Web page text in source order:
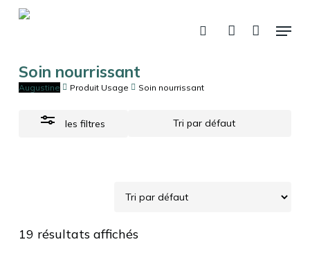
Skip
content
rechercheaccountMenu
Fermer
Soin nourrissant
Augustine Produit Usage Soin nourrissant
les filtres
19 résultats affichés
Close